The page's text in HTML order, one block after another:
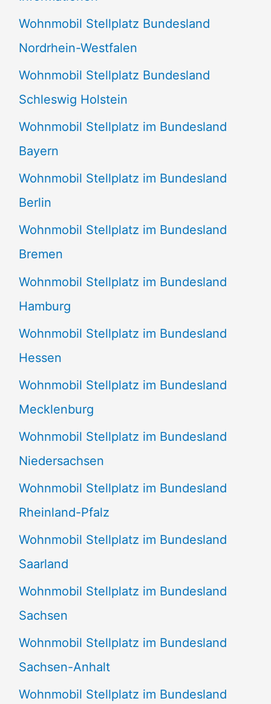
n
n
a
c
h
:
Wohnmobil Stellplatz Bundesland
Nordrhein-Westfalen
Wohnmobil Stellplatz Bundesland
Schleswig Holstein
Wohnmobil Stellplatz im Bundesland
Bayern
Wohnmobil Stellplatz im Bundesland
Berlin
Wohnmobil Stellplatz im Bundesland
Bremen
Wohnmobil Stellplatz im Bundesland
Hamburg
Wohnmobil Stellplatz im Bundesland
Hessen
Wohnmobil Stellplatz im Bundesland
Mecklenburg
Wohnmobil Stellplatz im Bundesland
Niedersachsen
Wohnmobil Stellplatz im Bundesland
Rheinland-Pfalz
Wohnmobil Stellplatz im Bundesland
Saarland
Wohnmobil Stellplatz im Bundesland
Sachsen
Wohnmobil Stellplatz im Bundesland
Sachsen-Anhalt
Wohnmobil Stellplatz im Bundesland